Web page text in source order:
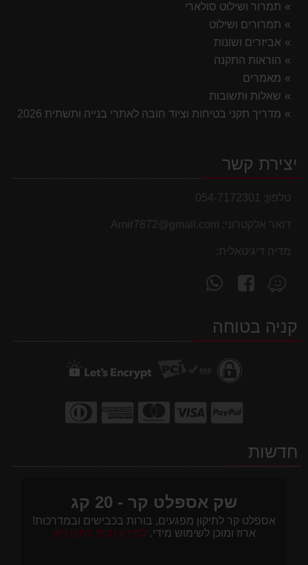
תמרור ושילוט סולארי
תמרורים ושילוט
אביזרים ושונות
הוראות התקנה
מאמרים
שאלות ותשובות
מדריך תקני בטיחות וציוד חובה לאתרי בנייה ותשתית 2026
יצירת קשר
טלפון: 054-7172301
דואר אלקטרוני: Amir7872@gmail.com
מדיה דיגיטאלית:
מצא
אותנו
Waze
עקוב
אחרינו
facebookקניה בטוחה
חדשות
שק אספלט קר - 20 קג
אספלט קר לתיקון מפגעים, בורות בכבישים ובמדרכות!
ארוז ומוכן לשימוש מידי. למידע נוסף לחצו כאן